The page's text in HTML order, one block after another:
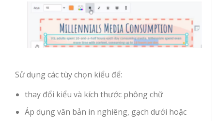
Sử dụng các tùy chọn kiểu để:
thay đổi kiểu và kích thước phông chữ
Áp dụng văn bản in nghiêng, gạch dưới hoặc